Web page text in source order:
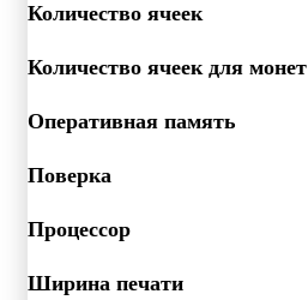
Количество ячеек
Количество ячеек для монет
Оперативная память
Поверка
Процессор
Ширина печати